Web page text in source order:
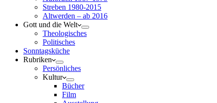
Streben 1980-2015
Altwerden – ab 2016
Gott und die Welt
Theologisches
Politisches
Sonntagsküche
Rubriken
Persönliches
Kultur
Bücher
Film